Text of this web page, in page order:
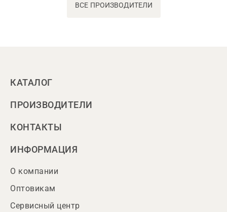
ВСЕ ПРОИЗВОДИТЕЛИ
КАТАЛОГ
ПРОИЗВОДИТЕЛИ
КОНТАКТЫ
ИНФОРМАЦИЯ
О компании
Оптовикам
Сервисный центр